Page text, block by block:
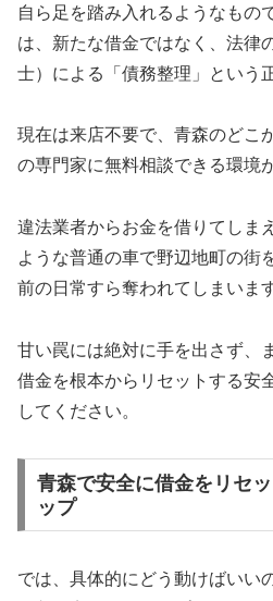
自ら足を踏み入れるようなもの
は、新たな借金ではなく、法律
士）による「債務整理」という
現在は来店不要で、青森のどこ
の専門家に無料相談できる環境
違法業者からお金を借りてしま
ような普通の車で野辺地町の街
前の日常すら奪われてしまいます
甘い罠には絶対に手を出さず、
借金を根本からリセットする安
してください。
青森で安全に借金をリセ
ップ
では、具体的にどう動けばいい